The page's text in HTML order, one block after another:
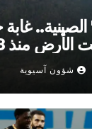
الصينية..
شؤون آسيوية